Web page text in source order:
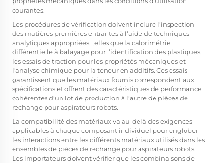
courantes.
Les procédures de vérification doivent inclure l’inspection
des matières premières entrantes à l’aide de techniques
analytiques appropriées, telles que la calorimétrie
différentielle à balayage pour l’identification des plastiques,
les essais de traction pour les propriétés mécaniques et
l’analyse chimique pour la teneur en additifs. Ces essais
garantissent que les matériaux fournis correspondent aux
spécifications et offrent des caractéristiques de performance
cohérentes d’un lot de production à l’autre de pièces de
rechange pour aspirateurs robots.
La compatibilité des matériaux va au-delà des exigences
applicables à chaque composant individuel pour englober
les interactions entre les différents matériaux utilisés dans les
ensembles de pièces de rechange pour aspirateurs robots.
Les importateurs doivent vérifier que les combinaisons de